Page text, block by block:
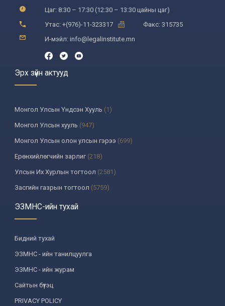
Цаг: 8:30 – 17:30 (12:30 – 13:30 цайны цаг)
Утас: +(976)-11-323317
Факс: 315735
И-мэйл: info@legalinstitute.mn
Эрх зүйн актууд
Монгол Улсын Үндсэн Хууль (1)
Монгол Улсын хууль (947)
Монгол Улсын олон улсын гэрээ (699)
Ерөнхийлөгчийн зарлиг(218)
Улсын Их Хурлын тогтоол (2581)
Засгийн газрын тогтоол (5759)
Үндсэн хуулийн цэцийн шийдвэр
Улсын дээд шүүхийн тогтоол
УИХ-аас томилогддог байгууллагын дарга, түүнтэй адилтгах албан
тушаалтны шийдвэр
Сайдын тушаал(987)
Засгийн газрын агентлагийн даргын тушаал
Хууль, хяналтын байгууллага
ЭЗМНС-ийн тухай
Бидний тухай
ЭЗМНС - ийн танилцуулга
ЭЗМНС - ийн журам
Сайтын бүтэц
PRIVACY POLICY